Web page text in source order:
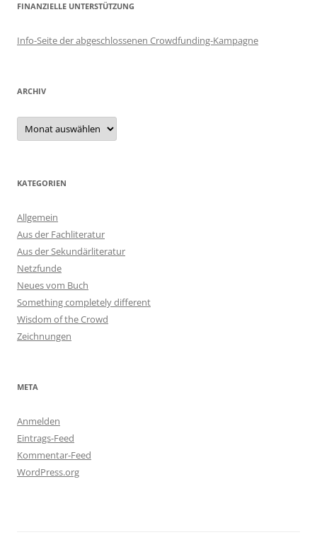
FINANZIELLE UNTERSTÜTZUNG
Info-Seite der abgeschlossenen Crowdfunding-Kampagne
ARCHIV
Archiv
KATEGORIEN
Allgemein
Aus der Fachliteratur
Aus der Sekundärliteratur
Netzfunde
Neues vom Buch
Something completely different
Wisdom of the Crowd
Zeichnungen
META
Anmelden
Eintrags-Feed
Kommentar-Feed
WordPress.org